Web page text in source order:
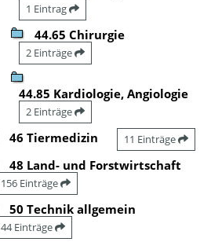
1 Eintrag
44.65 Chirurgie
2 Einträge
44.85 Kardiologie, Angiologie
2 Einträge
46 Tiermedizin 11 Einträge
48 Land- und Forstwirtschaft
156 Einträge
50 Technik allgemein
44 Einträge